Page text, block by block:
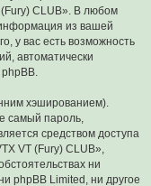
CLUB». В любом
из вашей
у вас есть возможность
автоматически
хэшированием).
самый пароль,
средством доступа
VT (Fury) CLUB»,
ни
phpBB Limited, ни другое